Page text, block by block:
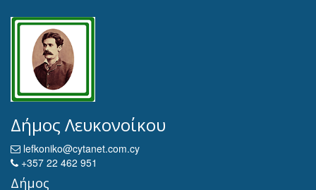
Δήμος Λευκονοίκου
lefkoniko@cytanet.com.cy
+357 22 462 951
Δήμος